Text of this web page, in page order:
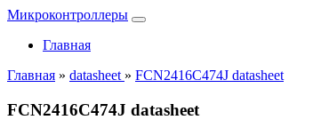
Микроконтроллеры
Главная
Главная » datasheet » FCN2416C474J datasheet
FCN2416C474J datasheet